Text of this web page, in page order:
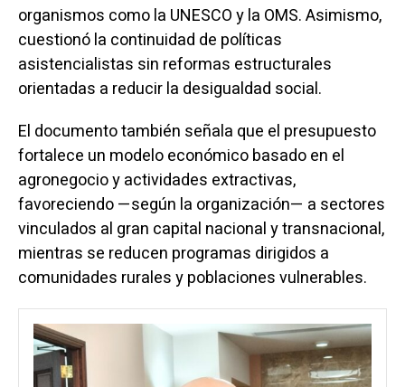
organismos como la UNESCO y la OMS. Asimismo,
cuestionó la continuidad de políticas
asistencialistas sin reformas estructurales
orientadas a reducir la desigualdad social.
El documento también señala que el presupuesto
fortalece un modelo económico basado en el
agronegocio y actividades extractivas,
favoreciendo —según la organización— a sectores
vinculados al gran capital nacional y transnacional,
mientras se reducen programas dirigidos a
comunidades rurales y poblaciones vulnerables.